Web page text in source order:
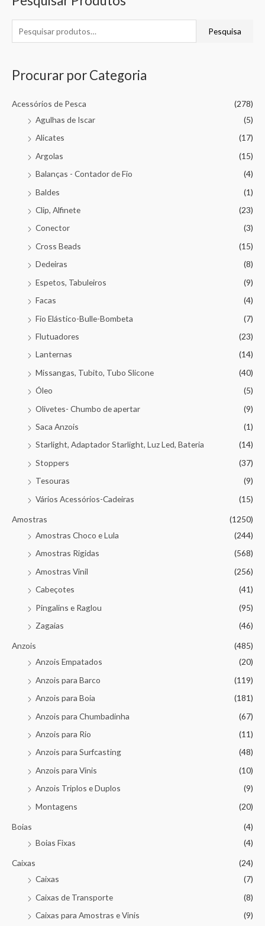
Pesquisa
Procurar por Categoria
Acessórios de Pesca
(278)
Agulhas de Iscar
(5)
Alicates
(17)
Argolas
(15)
Balanças - Contador de Fio
(4)
Baldes
(1)
Clip, Alfinete
(23)
Conector
(3)
Cross Beads
(15)
Dedeiras
(8)
Espetos, Tabuleiros
(9)
Facas
(4)
Fio Elástico-Bulle-Bombeta
(7)
Flutuadores
(23)
Lanternas
(14)
Missangas, Tubito, Tubo Slicone
(40)
Óleo
(5)
Olivetes- Chumbo de apertar
(9)
Saca Anzois
(1)
Starlight, Adaptador Starlight, Luz Led, Bateria
(14)
Stoppers
(37)
Tesouras
(9)
Vários Acessórios-Cadeiras
(15)
Amostras
(1250)
Amostras Choco e Lula
(244)
Amostras Rigidas
(568)
Amostras Vinil
(256)
Cabeçotes
(41)
Pingalins e Raglou
(95)
Zagaias
(46)
Anzois
(485)
Anzois Empatados
(20)
Anzois para Barco
(119)
Anzois para Boia
(181)
Anzois para Chumbadinha
(67)
Anzois para Rio
(11)
Anzois para Surfcasting
(48)
Anzois para Vinis
(10)
Anzois Triplos e Duplos
(9)
Montagens
(20)
Boias
(4)
Boias Fixas
(4)
Caixas
(24)
Caixas
(7)
Caixas de Transporte
(8)
Caixas para Amostras e Vinis
(9)